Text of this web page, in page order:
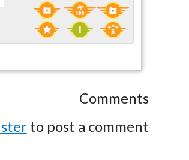
Comments
to post a comment.